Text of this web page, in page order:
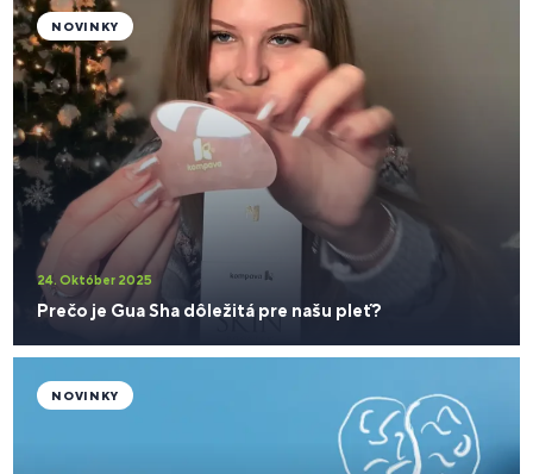
24. Október 2025
Prečo je Gua Sha dôležitá pre našu pleť?
NOVINKY
NOVINKY